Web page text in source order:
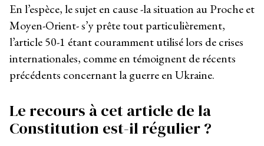
En l’espèce, le sujet en cause -la situation au Proche et
Moyen-Orient- s’y prête tout particulièrement,
l’article 50-1 étant couramment utilisé lors de crises
internationales, comme en témoignent de récents
précédents concernant la guerre en Ukraine.
Le recours à cet article de la
Constitution est-il régulier ?